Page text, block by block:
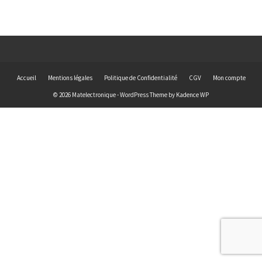
Accueil Mentions légales Politique de Confidentialité CGV Mon compte
© 2026 Matelectronique - WordPress Theme by Kadence WP